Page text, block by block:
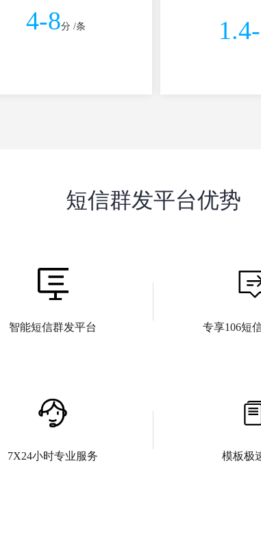
4-8分 /条
短信群发平台优势
智能短信群发平台
智能短信群发平台
透明，充值、短信发送记录，群发
助客户解决账目不明问题。
专享106短
移动+联通+电信都是同
群发平台智能切换，支
7X24小时专业服务 模板极